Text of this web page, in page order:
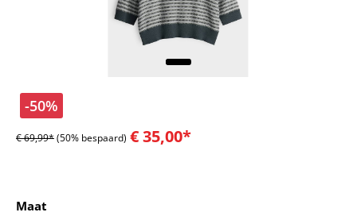
-50%
€ 69,99*(50% bespaard) € 35,00*
Selecteer
Maat